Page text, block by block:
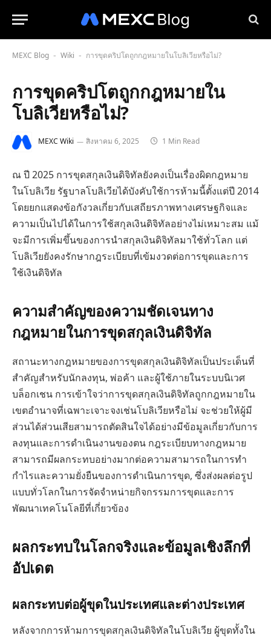
MEXC Blog - Wiki - การขุดคริปโตถูกกฎหมายในโบลิเวียหรือไม่?
การขุดคริปโตถูกกฎหมายใน
โบลิเวียหรือไม่?
MEXC Wiki สิงหาคม 6, 2025 1 Min Read
ณ ปี 2025 การขุดสกุลเงินดิจิทัลยังคงเป็นเรื่องผิดกฎหมาย
ในโบลิเวีย รัฐบาลโบลิเวียได้บังคับใช้การห้ามนี้ตั้งแต่ปี 2014
โดยยกแสดงข้อกังวลเกี่ยวกับเสถียรภาพทางเศรษฐกิจและ
ความเป็นไปได้ในการใช้สกุลเงินดิจิทัลอย่างไม่เหมาะสม แม้
จะมีการเพิ่มขึ้นของการนำสกุลเงินดิจิทัลมาใช้ทั่วโลก แต่
โบลิเวียยังคงรักษากฎระเบียบที่เข้มงวดต่อการขุดและการ
ใช้เงินดิจิทัล
ความสำคัญของความชัดเจนทาง
กฎหมายในการขุดสกุลเงินดิจิทัล
สถานะทางกฎหมายของการขุดสกุลเงินดิจิทัลเป็นประเด็นที่
สำคัญสำหรับนักลงทุน, พ่อค้า และผู้ใช้ภายในระบบนิเวศ
บล็อกเชน การเข้าใจว่าการขุดสกุลเงินดิจิทัลถูกกฎหมายใน
เขตอำนาจที่เฉพาะเจาะจงเช่นโบลิเวียหรือไม่ จะช่วยให้ผู้มี
ส่วนได้ส่วนเสียสามารถตัดสินใจได้อย่างมีข้อมูลเกี่ยวกับการ
ลงทุนและการดำเนินงานของตน กฎระเบียบทางกฎหมาย
สามารถมีผลกระทบอย่างมากต่อความสามารถในการทำ
กำไรและความยั่งยืนของการดำเนินการขุด, ซึ่งส่งผลต่อรูป
แบบทั่วโลกในการจัดจำหน่ายกิจกรรมการขุดและการ
พัฒนาเทคโนโลยีที่เกี่ยวข้อง
ผลกระทบในโลกจริงและข้อมูลเชิงลึกที่
อัปเดต
ผลกระทบต่อผู้ขุดในประเทศและต่างประเทศ
หลังจากการห้ามการขุดสกุลเงินดิจิทัลในโบลิเวีย ผู้ขุดทั้งใน